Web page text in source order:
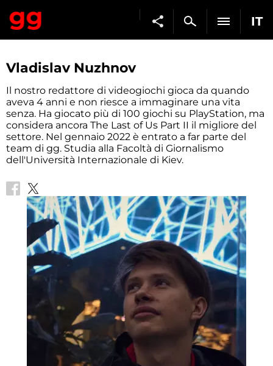
IT
Vladislav Nuzhnov
Il nostro redattore di videogiochi gioca da quando
aveva 4 anni e non riesce a immaginare una vita
senza. Ha giocato più di 100 giochi su PlayStation, ma
considera ancora The Last of Us Part II il migliore del
settore. Nel gennaio 2022 è entrato a far parte del
team di gg. Studia alla Facoltà di Giornalismo
dell'Università Internazionale di Kiev.